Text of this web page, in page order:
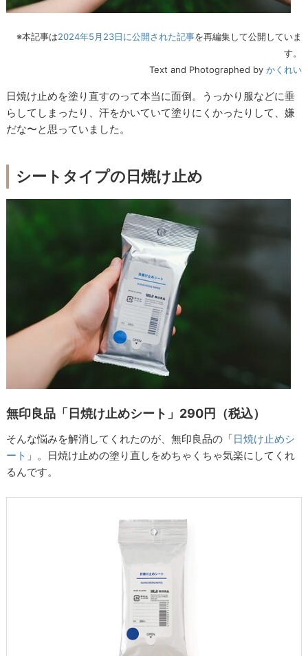
※本記事は2024年5月23日に公開された記事を再編集して公開していま
す。
Text and Photographed by かくれい
日焼け止めを塗り直すのって本当に面倒。うっかり服などに垂
らしてしまったり、汗をかいていて塗りにくかったりして、嫌
だな〜と思っていました。
シートタイプの日焼け止め
無印良品「日焼け止めシート」290円（税込）
そんな悩みを解消してくれたのが、無印良品の「日焼け止めシ
ート 」。日焼け止めの塗り直しをめちゃくちゃ気楽にしてくれ
るんです。